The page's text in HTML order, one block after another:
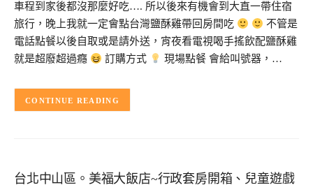
車程到家後都沒那麼好吃…. 所以後來有機會到大直一帶住宿
旅行，晚上我就一定會點台灣鹽酥雞帶回房間吃
不管是
電話點餐以後自取或是請外送，宵夜看電視喝手搖飲配鹽酥雞
就是超廢超過癮
訂購方式 現場點餐 會給叫號器，…
CONTINUE READING
台北中山區。美福大飯店~行政套房開箱、兒童遊戲